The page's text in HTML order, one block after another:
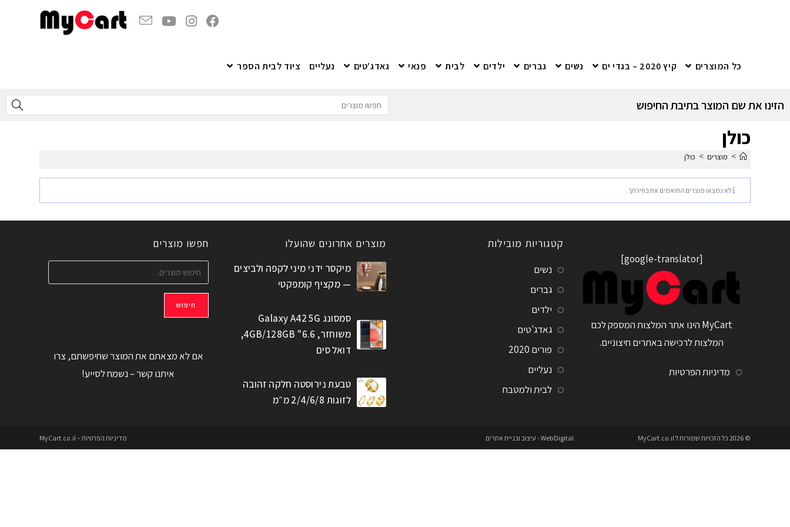
כל המוצרים קיץ 2020 – בגדי ים נשים גברים ילדים לבית פנאי גאדג'טים נעליים ציוד לבית הספר
הזינו את שם המוצר בתיבת החיפוש
כולן
> מוצרים > כולן
לא נמצאו מוצרים התואמים את בחירתך.
[google-translator]
MyCart הינו אתר המלצות המספק לכם
המלצות לרכישה באתרים חיצוניים.
מדיניות הפרטיות
קטגוריות מובילות
נשים
גברים
ילדים
גאדג'טים
פורים 2020
נעליים
לבית ולמטבח
מוצרים אחרונים שהועלו
מיקסר ידני מיני לקפה ולביצים
— מקציף קומפקטי
סמסונג Galaxy A42 5G
משוחזר, 6.6" 4GB/128GB,
דואל סים
טבעת נירוסטה חלקה זהובה
לזוגות 2/4/6/8 מ״מ
חפשו מוצרים
חיפוש
אם לא מצאתם את המוצר שחיפשתם, צרו
איתנו קשר – נשמח לסייע!
מדיניות הפרטיות – MyCart.co.il © 2026 כל הזכויות שמורות ל MyCart.co.il
WebDigital- עיצוב ובניית אתרים